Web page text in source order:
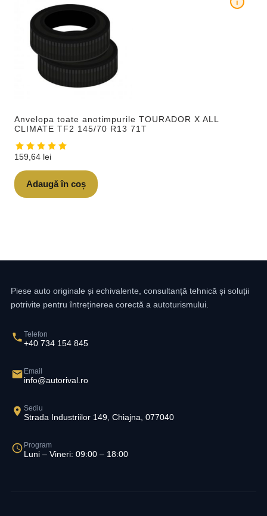
Anvelopa toate anotimpurile TOURADOR X ALL
CLIMATE TF2 145/70 R13 71T
i
159,64 lei
Adaugă în coș
Piese auto originale și echivalente, consultanță tehnică și soluții
potrivite pentru întreținerea corectă a autoturismului.
Telefon
+40 734 154 845
Email
info@autorival.ro
Sediu
Strada Industriilor 149, Chiajna, 077040
Program
Luni – Vineri: 09:00 – 18:00